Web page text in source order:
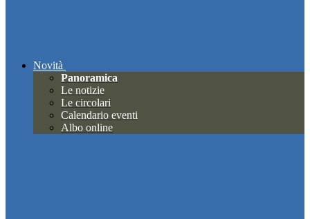
Novità
Panoramica
Le notizie
Le circolari
Calendario eventi
Albo online